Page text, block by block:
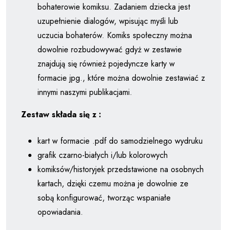
bohaterowie komiksu. Zadaniem dziecka jest
uzupełnienie dialogów, wpisując myśli lub
uczucia bohaterów. Komiks społeczny można
dowolnie rozbudowywać gdyż w zestawie
znajdują się również pojedyncze karty w
formacie jpg., które można dowolnie zestawiać z
innymi naszymi publikacjami.
Zestaw składa się z :
kart w formacie .pdf do samodzielnego wydruku
grafik czarno-białych i/lub kolorowych
komiksów/historyjek przedstawione na osobnych
kartach, dzięki czemu można je dowolnie ze
sobą konfigurować, tworząc wspaniałe
opowiadania.